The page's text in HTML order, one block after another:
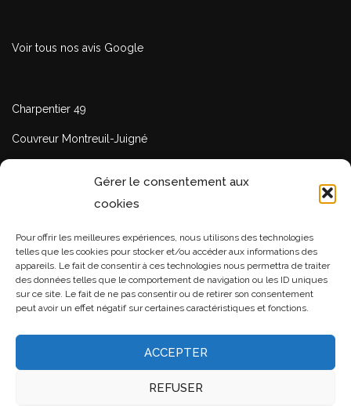
Gérer le consentement aux
cookies
Pour offrir les meilleures expériences, nous utilisons des technologies
telles que les cookies pour stocker et/ou accéder aux informations des
appareils. Le fait de consentir à ces technologies nous permettra de traiter
des données telles que le comportement de navigation ou les ID uniques
sur ce site. Le fait de ne pas consentir ou de retirer son consentement
peut avoir un effet négatif sur certaines caractéristiques et fonctions.
ACCEPTER
REFUSER
Voir tous nos avis Google
Charpentier 49
Couvreur Montreuil-Juigné
Recherche de fuite Angers
Charpentier Maine – et – Loire
Couvreur 49
Couvreur Beaucouze
Rénovation toiture